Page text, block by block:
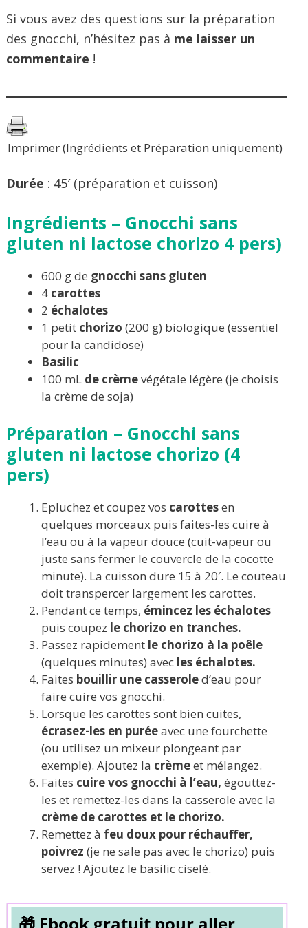
Si vous avez des questions sur la préparation
des gnocchi, n’hésitez pas à me laisser un
commentaire !
Imprimer (Ingrédients et Préparation uniquement)
Durée : 45′ (préparation et cuisson)
Ingrédients – Gnocchi sans
gluten ni lactose chorizo 4 pers)
600 g de gnocchi sans gluten
4 carottes
2 échalotes
1 petit chorizo (200 g) biologique (essentiel
pour la candidose)
Basilic
100 mL de crèmevégétale légère (je choisis
la crème de soja)
Préparation – Gnocchi sans
gluten ni lactose chorizo (4
pers)
Epluchez et coupez vos carottesen
quelques morceaux puis faites-les cuire à
l’eau ou à la vapeur douce (cuit-vapeur ou
juste sans fermer le couvercle de la cocotte
minute). La cuisson dure 15 à 20′. Le couteau
doit transpercer largement les carottes.
Pendant ce temps, émincez les échalotes
puis coupez le chorizo en tranches.
Passez rapidement le chorizo à la poêle
(quelques minutes) avec les échalotes.
Faites bouillir une casseroled’eau pour
faire cuire vos gnocchi.
Lorsque les carottes sont bien cuites,
écrasez-les en puréeavec une fourchette
(ou utilisez un mixeur plongeant par
exemple). Ajoutez la crèmeet mélangez.
Faites cuire vos gnocchi à l’eau, égouttez-
les et remettez-les dans la casserole avec la
crème de carottes et le chorizo.
Remettez à feu doux pour réchauffer,
poivrez (je ne sale pas avec le chorizo) puis
servez ! Ajoutez le basilic ciselé.